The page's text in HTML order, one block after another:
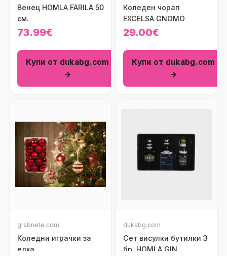
Венец HOMLA FARILA 50
см.
73.99€
Купи от dukabg.com
→
Коледен чорап
EXCELSA GNOMO
29.00€
Купи от dukabg.com
→
grabnete.com
Коледни играчки за
елха
dukabg.com
Сет висулки бутилки 3
бр. HOMLA GIN